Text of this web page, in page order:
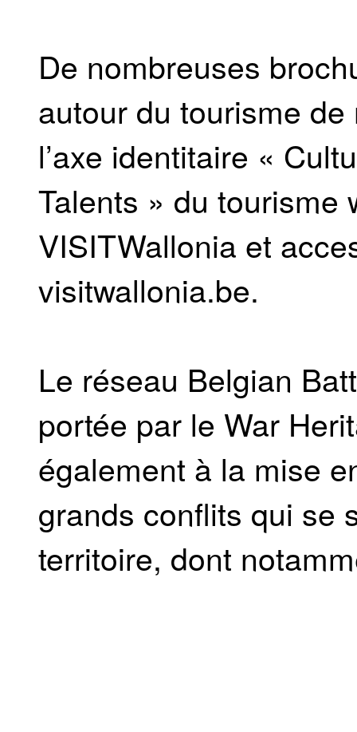
De nombreuses
autour du tourisme de
l’axe identitaire «
Talents » du tourisme
VISITWallonia et
visitwallonia.be.
Le réseau Belgian
portée par le War
également à la mise
grands conflits qui se
territoire, dont